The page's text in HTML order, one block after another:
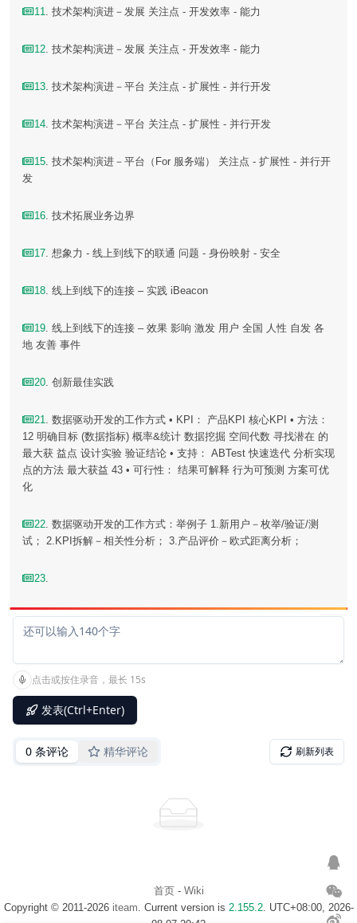
11. 技术架构演进－发展 关注点 - 开发效率 - 能力
12. 技术架构演进－发展 关注点 - 开发效率 - 能力
13. 技术架构演进－平台 关注点 - 扩展性 - 并行开发
14. 技术架构演进－平台 关注点 - 扩展性 - 并行开发
15. 技术架构演进－平台（For 服务端） 关注点 - 扩展性 - 并行开
发
16. 技术拓展业务边界
17. 想象力 - 线上到线下的联通 问题 - 身份映射 - 安全
18. 线上到线下的连接 – 实践 iBeacon
19. 线上到线下的连接 – 效果 影响 激发 用户 全国 人性 自发 各
地 友善 事件
20. 创新最佳实践
21. 数据驱动开发的工作方式 • KPI： 产品KPI 核心KPI • 方法：
12 明确目标 (数据指标) 概率&统计 数据挖掘 空间代数 寻找潜在 的
最大获 益点 设计实验 验证结论 • 支持： ABTest 快速迭代 分析实现
点的方法 最大获益 43 • 可行性： 结果可解释 行为可预测 方案可优
化
22. 数据驱动开发的工作方式：举例子 1.新用户－枚举/验证/测
试； 2.KPI拆解－相关性分析； 3.产品评价－欧式距离分析；
23.
首页- Wiki
Copyright © 2011-2026 iteam. Current version is 2.155.2. UTC+08:00, 2026-